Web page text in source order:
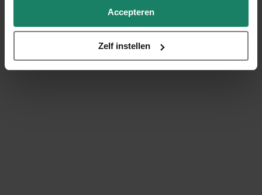
Accepteren
Zelf instellen